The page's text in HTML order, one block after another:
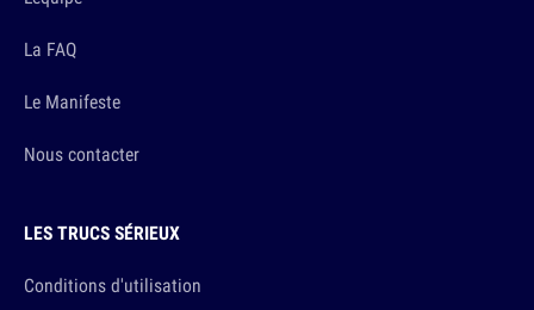
La FAQ
Le Manifeste
Nous contacter
LES TRUCS SÉRIEUX
Conditions d'utilisation